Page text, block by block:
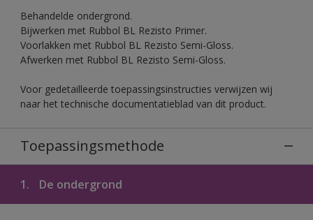
Behandelde ondergrond.
Bijwerken met Rubbol BL Rezisto Primer.
Voorlakken met Rubbol BL Rezisto Semi-Gloss.
Afwerken met Rubbol BL Rezisto Semi-Gloss.
Voor gedetailleerde toepassingsinstructies verwijzen wij
naar het technische documentatieblad van dit product.
Toepassingsmethode
1. De ondergrond